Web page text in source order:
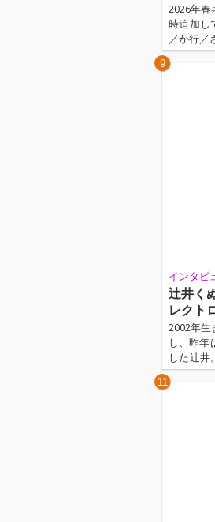
2026年春
時追加し
／か行／
aHope「
メ「淡島
9
インタビ
辻井く
レクト
2002年生
し、昨年
した辻井
け合う様
水が混じ
11